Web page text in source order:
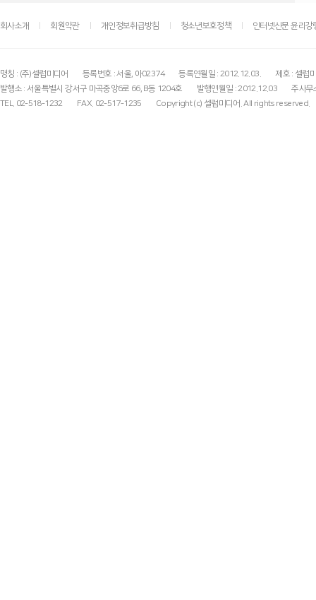
회사소개 회원약관 개인정보취급방침 청소년보호정책 인터넷신문 윤리강
명칭 : (주)셀럽미디어 등록번호 : 서울, 아02374 등록연월일 : 2012.12.03.
제호 : 셀럽
발행소 : 서울특별시 강서구 마곡중앙6로 66, B동 1204호
발행연월일 : 2012.12.03
주사무
TEL. 02-518-1232
FAX. 02-517-1235 Copyright (c) 셀럽미디어. All rights reserved.